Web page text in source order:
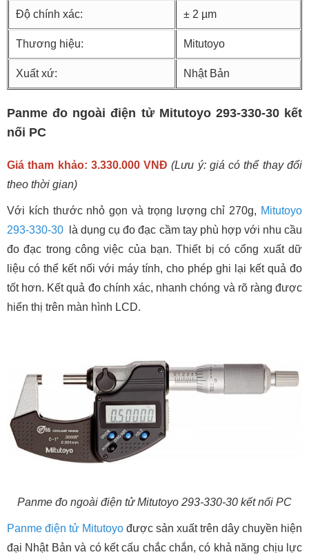
Độ chính xác: ± 2 µm
Thương hiệu: Mitutoyo
Xuất xứ: Nhật Bản
Panme đo ngoài điện tử Mitutoyo 293-330-30 kết
nối PC
Giá tham khảo: 3.330.000 VNĐ(Lưu ý: giá có thể thay đổi
theo thời gian)
Với kích thước nhỏ gọn và trọng lượng chỉ 270g, Mitutoyo
293-330-30 là dụng cụ đo đạc cầm tay phù hợp với nhu cầu
đo đạc trong công việc của bạn. Thiết bị có cổng xuất dữ
liệu có thể kết nối với máy tính, cho phép ghi lại kết quả đo
tốt hơn. Kết quả đo chính xác, nhanh chóng và rõ ràng được
hiển thị trên màn hình LCD.
Panme đo ngoài điện tử Mitutoyo 293-330-30 kết nối PC
Panme điện tử Mitutoyo được sản xuất trên dây chuyền hiện
đại Nhật Bản và có kết cấu chắc chắn, có khả năng chịu lực